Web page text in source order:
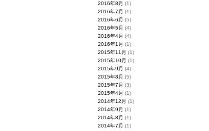
2016年8月 (1)
2016年7月 (1)
2016年6月 (5)
2016年5月 (4)
2016年4月 (4)
2016年1月 (1)
2015年11月 (1)
2015年10月 (1)
2015年9月 (4)
2015年8月 (5)
2015年7月 (3)
2015年4月 (1)
2014年12月 (1)
2014年9月 (1)
2014年8月 (1)
2014年7月 (1)